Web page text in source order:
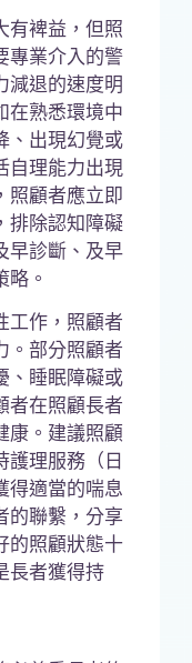
有裨益，但照
專業介入的警
減退的速度明
在熟悉環境中
、出現幻覺或
自理能力出現
照顧者應立即
排除認知障礙
早診斷、及早
。
工作，照顧者
。部分照顧者
、睡眠障礙或
者在照顧長者
康。建議照顧
護理服務（日
得適當的喘息
的聯繫，分享
的照顧狀態十
長者獲得持